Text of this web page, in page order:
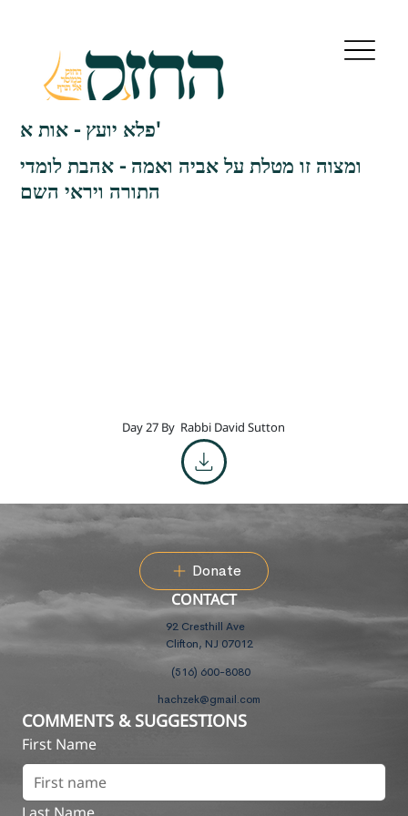
פלא יועץ - אות א'
ומצוה זו מטלת על אביה ואמה - אהבת לומדי
התורה ויראי השם
Day 27 By Rabbi David Sutton
Donate
CONTACT
92 Cresthill Ave
Clifton, NJ 07012
(516) 600-8080
hachzek@gmail.com
COMMENTS & SUGGESTIONS
First Name